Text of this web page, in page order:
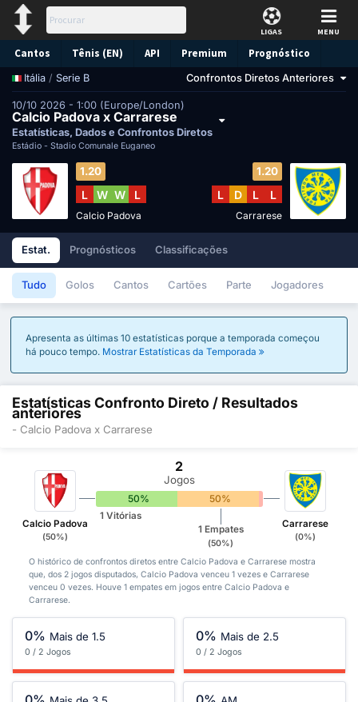
LIGAS MENU
Cantos Tênis (EN) API Premium Prognóstico
Itália / Serie B Confrontos Diretos Anteriores
10/10 2026 - 1:00 (Europe/London)
Calcio Padova x Carrarese
Estatísticas, Dados e Confrontos Diretos
Estádio - Stadio Comunale Euganeo
1.20
L W W L
Calcio Padova
1.20
L D L L
Carrarese
Estat. Prognósticos Classificações
Tudo Golos Cantos Cartões Parte Jogadores
Apresenta as últimas 10 estatísticas porque a temporada começou
há pouco tempo. Mostrar Estatísticas da Temporada
Estatísticas Confronto Direto / Resultados
anteriores
- Calcio Padova x Carrarese
Calcio Padova
(50%)
2
Jogos
50% 50% 0%
1 Vitórias
1 Empates
(50%)
Carrarese
(0%)
O histórico de confrontos diretos entre Calcio Padova e Carrarese mostra
que, dos 2 jogos disputados, Calcio Padova venceu 1 vezes e Carrarese
venceu 0 vezes. Houve 1 empates em jogos entre Calcio Padova e
Carrarese.
0% Mais de 1.5
0 / 2 Jogos
0% Mais de 2.5
0 / 2 Jogos